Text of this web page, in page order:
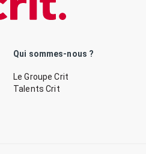
Qui sommes-nous ?
Le Groupe Crit
Talents Crit